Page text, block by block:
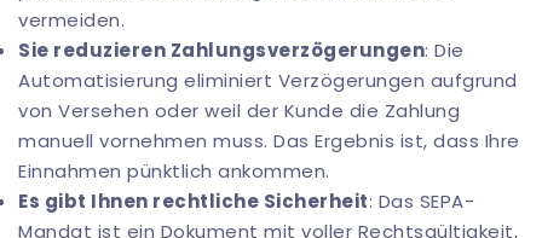
vermeiden.
Sie reduzieren Zahlungsverzögerungen: Die
Automatisierung eliminiert Verzögerungen aufgrund
von Versehen oder weil der Kunde die Zahlung
manuell vornehmen muss. Das Ergebnis ist, dass Ihre
Einnahmen pünktlich ankommen.
Es gibt Ihnen rechtliche Sicherheit: Das SEPA-
Mandat ist ein Dokument mit voller Rechtsgültigkeit,